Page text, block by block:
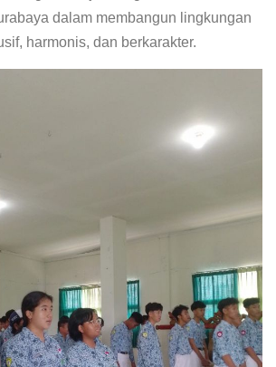
dalam membangun lingkungan
harmonis, dan berkarakter.